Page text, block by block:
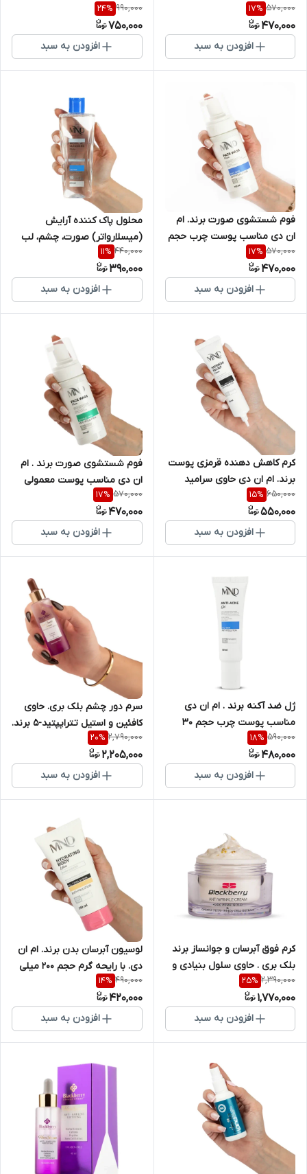
حجم 150 میلی لیتر
570,000
17%
470,000
افزودن به سبد
990,000
24%
750,000
افزودن به سبد
فوم شستشوی صورت برند. ام
ان دی مناسب پوست چرب حجم
150 میلی لیتر
570,000
17%
470,000
افزودن به سبد
محلول پاک کننده آرایش
(میسلارواتر) صورت، چشم، لب
چرب
440,000
11%
390,000
افزودن به سبد
کرم کاهش دهنده قرمزی پوست
برند. ام ان دی حاوی سرامید
حجم 40 میلی لیتر
650,000
15%
550,000
افزودن به سبد
فوم شستشوی صورت برند . ام
ان دی مناسب پوست معمولی
حجم 150 میلی لیتر
570,000
17%
470,000
افزودن به سبد
ژل ضد آکنه برند . ام ان دی
مناسب پوست چرب حجم 30
میلی لیتر
590,000
18%
480,000
افزودن به سبد
سرم دور چشم بلک بری. حاوی
کافئین و استیل تتراپپتید-5 برند.
ام ان دی حجم 40 میلی لیتر
2,790,000
20%
2,205,000
افزودن به سبد
کرم فوق آبرسان و جوانساز برند
بلک بری . حاوی سلول بنیادی و
50 میلی لیتر
2,390,000
25%
1,770,000
افزودن به سبد
لوسیون آبرسان بدن برند. ام ان
دی. با رایحه گرم حجم 200 میلی
لیتر
490,000
14%
420,000
افزودن به سبد